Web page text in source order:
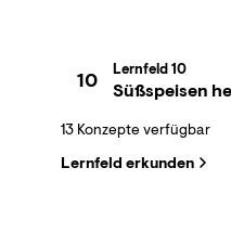
10 Lernfeld 10
Süßspeisen
13 Konzepte verfügbar
Lernfeld erkunden